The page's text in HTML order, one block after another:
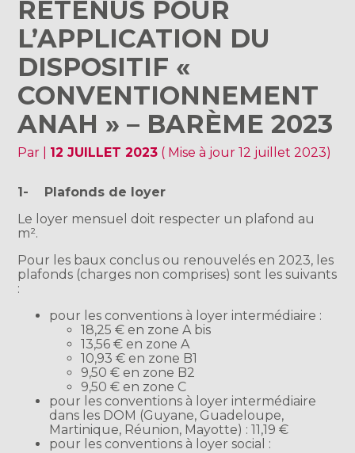
RETENUS POUR
L’APPLICATION DU
DISPOSITIF «
CONVENTIONNEMENT
ANAH » – BARÈME 2023
Par 12 JUILLET 2023 ( Mise à jour 12 juillet 2023)
1- Plafonds de loyer
Le loyer mensuel doit respecter un plafond au
m².
Pour les baux conclus ou renouvelés en 2023, les
plafonds (charges non comprises) sont les suivants
:
pour les conventions à loyer intermédiaire :
18,25 € en zone A bis
13,56 € en zone A
10,93 € en zone B1
9,50 € en zone B2
9,50 € en zone C
pour les conventions à loyer intermédiaire
dans les DOM (Guyane, Guadeloupe,
Martinique, Réunion, Mayotte) : 11,19 €
pour les conventions à loyer social :